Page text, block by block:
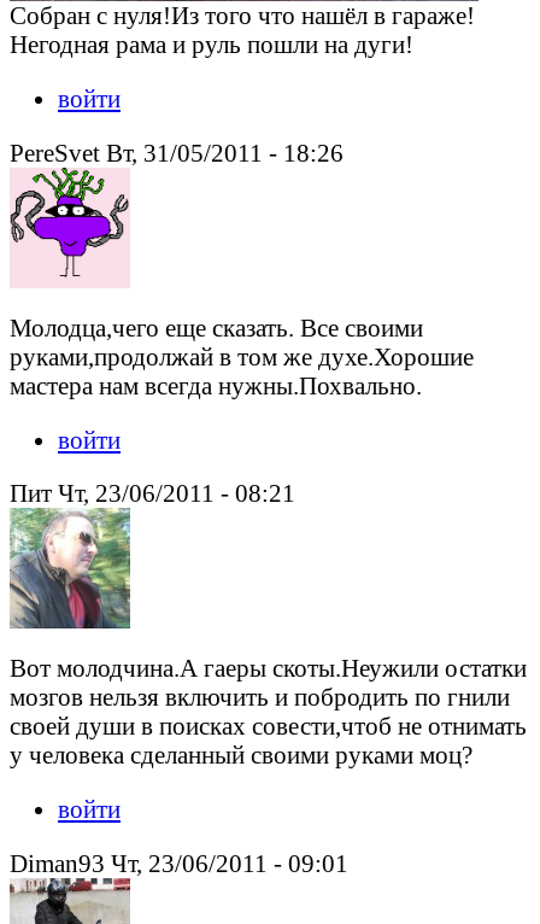
Собран с нуля!Из того что нашёл в гараже!
Негодная рама и руль пошли на дуги!
войти
PereSvet Вт, 31/05/2011 - 18:26
Молодца,чего еще сказать. Все своими
руками,продолжай в том же духе.Хорошие
мастера нам всегда нужны.Похвально.
войти
Пит Чт, 23/06/2011 - 08:21
Вот молодчина.А гаеры скоты.Неужили остатки
мозгов нельзя включить и побродить по гнили
своей души в поисках совести,чтоб не отнимать
у человека сделанный своими руками моц?
войти
Diman93 Чт, 23/06/2011 - 09:01